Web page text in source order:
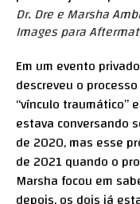
Dr. Dre e Marsha
Images para
Em um evento
descreveu o
“vínculo traumático”
estava conversando
de 2020, mas esse
de 2021 quando o
Marsha focou em